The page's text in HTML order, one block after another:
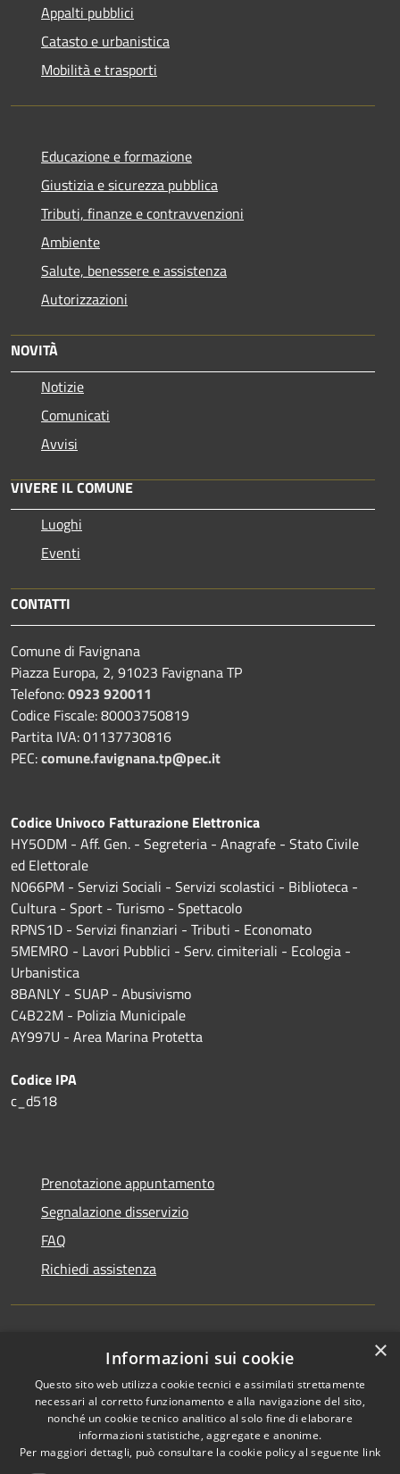
Appalti pubblici
Catasto e urbanistica
Mobilità e trasporti
Educazione e formazione
Giustizia e sicurezza pubblica
Tributi, finanze e contravvenzioni
Ambiente
Salute, benessere e assistenza
Autorizzazioni
NOVITÀ
Notizie
Comunicati
Avvisi
VIVERE IL COMUNE
Luoghi
Eventi
CONTATTI
Comune di Favignana
Piazza Europa, 2, 91023 Favignana TP
Telefono:0923 920011
Codice Fiscale: 80003750819
Partita IVA: 01137730816
PEC:comune.favignana.tp@pec.it
Codice Univoco Fatturazione Elettronica
HY5ODM - Aff. Gen. - Segreteria - Anagrafe - Stato Civile
ed Elettorale
N066PM - Servizi Sociali - Servizi scolastici - Biblioteca -
Cultura - Sport - Turismo - Spettacolo
RPNS1D - Servizi finanziari - Tributi - Economato
5MEMRO - Lavori Pubblici - Serv. cimiteriali - Ecologia -
Urbanistica
8BANLY - SUAP - Abusivismo
C4B22M - Polizia Municipale
AY997U - Area Marina Protetta
Codice IPA
c_d518
Prenotazione appuntamento
Segnalazione disservizio
FAQ
Richiedi assistenza
Amministrazione trasparente
Informativa privacy
Note legali
Dichiarazione di accessibilità
×
Informazioni sui cookie
Questo sito web utilizza cookie tecnici e assimilati strettamente
necessari al corretto funzionamento e alla navigazione del sito,
nonché un cookie tecnico analitico al solo fine di elaborare
informazioni statistiche, aggregate e anonime.
Per maggiori dettagli, può consultare la cookie policy al seguente link